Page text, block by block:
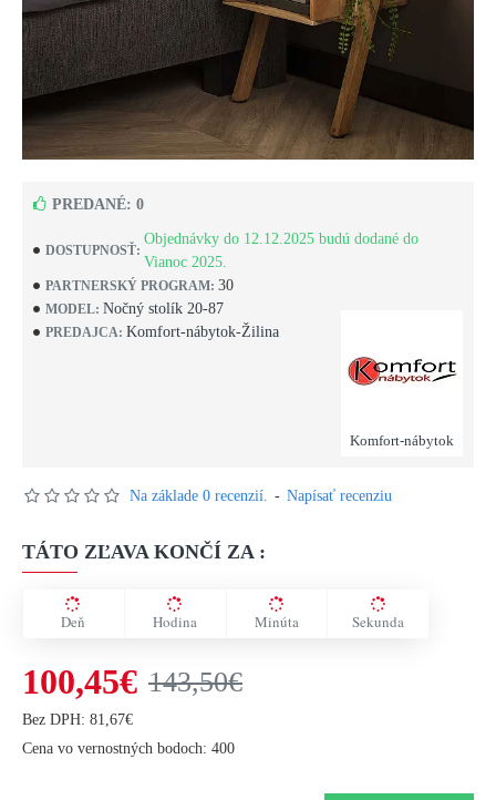
DOSTUPNOSŤ:
Objednávky do 12.12.2025 budú dodané do
Vianoc 2025.
PARTNERSKÝ PROGRAM: 30
MODEL: Nočný stolík 20-87
PREDAJCA: Komfort-nábytok-Žilina
Komfort-nábytok
PREDANÉ: 0
Na základe 0 recenzií. - Napísať recenziu
TÁTO ZĽAVA KONČÍ ZA :
Deň Hodina Minúta Sekunda
100,45€ 143,50€
Bez DPH: 81,67€
Cena vo vernostných bodoch: 400